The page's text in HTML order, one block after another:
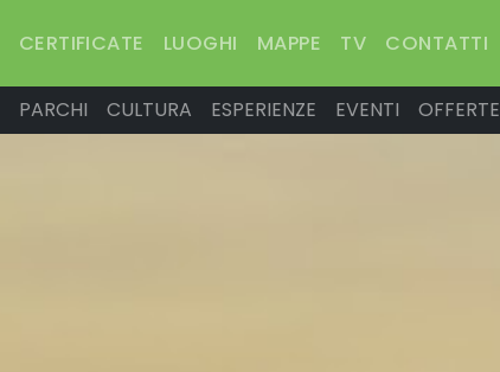
CERTIFICATE LUOGHI MAPPE TV CONTATTI
PARCHI CULTURA ESPERIENZE EVENTI OFFERTE